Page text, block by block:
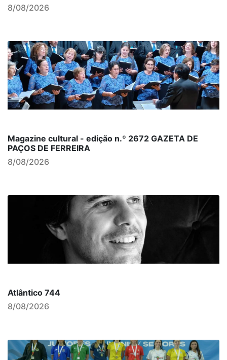
8/08/2026
Magazine cultural - edição n.º 2672 GAZETA DE
PAÇOS DE FERREIRA
8/08/2026
Atlântico 744
8/08/2026